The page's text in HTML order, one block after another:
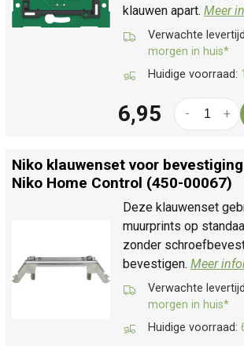
klauwen apart. Meer
Verwachte
morgen in huis*
Huidige voorraad:
6,95 +
-
Niko klauwenset voor
Niko Home Control (450-00067)
Deze klauwenset
muurprints op
zonder
bevestigen. Meer
Verwachte
morgen in huis*
Huidige voorraad: